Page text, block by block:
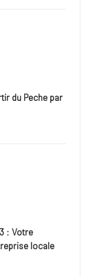
du Peche par
: Votre
locale